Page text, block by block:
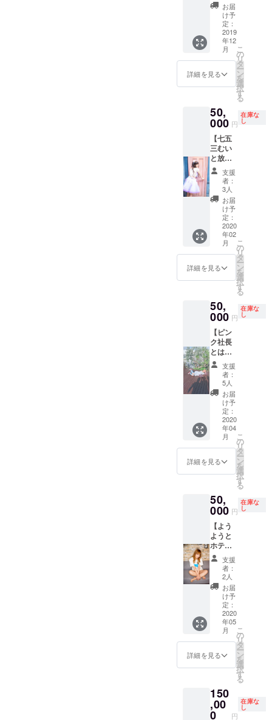
2月〜5
月まで
ご対応
可能で
す！
月まで
ご対応
可能で
す！
ませ！
※現地集
合現地
解散 ※
日本橋
巡り・
サーモ
ン飲食
キャス
ト分の
ご負担
をお願
いいた
しま
す。
（同行
者分は
無しで
大丈夫
です）
※同行者
あり（2
時間）
※リター
ンは、
ご対応
可能で
す！
チ上が
う！・
目指せ
うどん
職人
（エ
ミュリ
ボン貸
切）・
マス
ター・
動物園
の動物
ゲット
だぜ
（お弁
当付
き・動
物園に
行く）
※現地集
合現地
解散 ※
各費用
は、ご
支援者
ご負担
をお願
いいた
しま
す。
（同行
者分は
無しで
大丈夫
です）
※同行者
あり（2
時間）
※リター
ンは、
2019年
12月〜
3月まで
可能で
す！
お届
け予
定：
2019
年12
月
詳細を見る
こ
の
リ
タ
ー
ン
を
選
択
す
る
50,
000 円
在庫な
し
【七五
三むい
と放課
後デー
ト...♡】
コース
お外
デー
ト・お
家デー
トのど
ちらか
をお選
びいた
だけま
す！ お
ト：CD
ショッ
プとか
サンリ
オ
ショッ
プ等の
ウイン
ドウ
ショッ
ピング
又は
テーマ
パーク
お家
デー
ト：お
で、お
料理を
おもて
なしな
どまっ
たりと
※お外
デート
の際か
かる費
用は、
ご支援
者様・
キャス
ト分を
ご負担
下さい
無しで
大丈夫
です）
支援
者：
3人
お届
け予
定：
2020
年02
月
詳細を見る
こ
の
リ
タ
ー
ン
を
選
択
す
る
50,
000 円
在庫な
し
【ピン
ク社長
とはし
ご酒
場】
コース
教えた
くない
けど、
教え
ちゃう...
行きつ
けのお
店はし
ご酒の
旅！ 栗
と酒場
に繰り
出しま
す！色
んな悩
みも愚
痴も惚
気も何
でも聞
きま
す！帰
りに栗
原占い
も！ ※
酒場費
用は、
ご支援
ご負担
下さい
ませ。
支援
者：
5人
お届
け予
定：
2020
年04
月
詳細を見る
こ
の
リ
タ
ー
ン
を
選
択
す
る
50,
000 円
在庫な
し
【よう
ようと
ホテ
ル】
コース
ようよ
うとホ
テルで
お食事
を楽し
むプラ
ンで
す！ 下
記、画
像添付
からホ
お選び
いただ
けま
支援
者：
2人
お届
け予
定：
2020
年05
月
詳細を見る
こ
の
リ
タ
ー
ン
を
選
択
す
る
150
,00
0 円
在庫な
し